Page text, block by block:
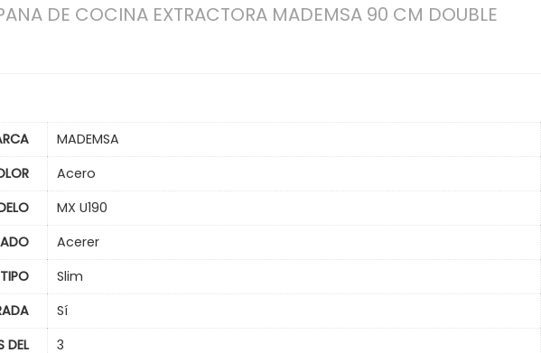
DE COCINA EXTRACTORA MADEMSA 90 CM DOUBLE
MADEMSA
Acero
MX U190
Acerer
TIPO
Slim
Sí
DEL
3